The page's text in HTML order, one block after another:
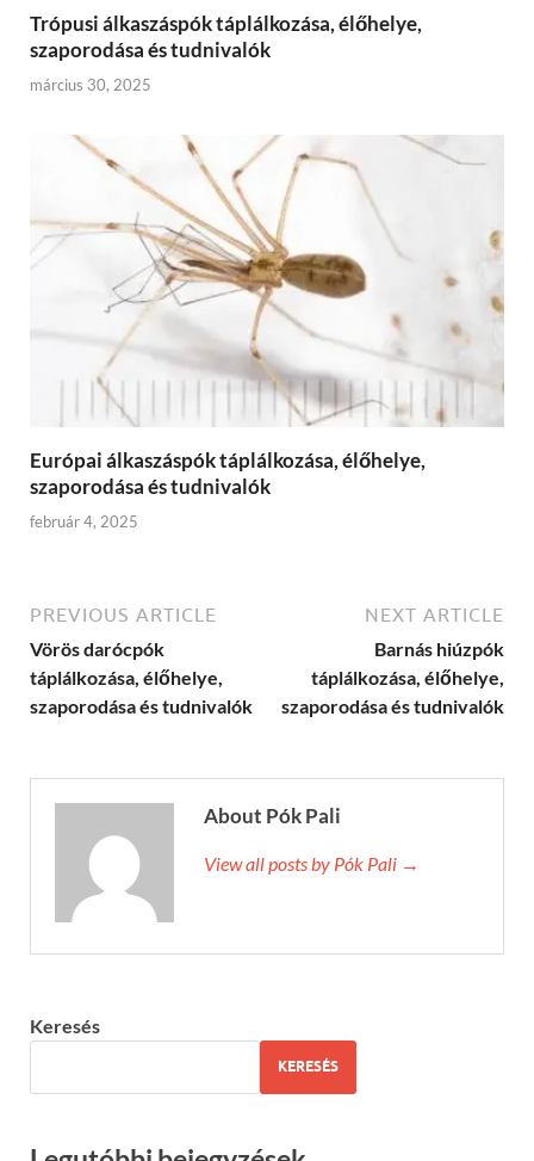
Trópusi álkaszáspók táplálkozása, élőhelye,
szaporodása és tudnivalók
március 30, 2025
Európai álkaszáspók táplálkozása, élőhelye,
szaporodása és tudnivalók
február 4, 2025
PREVIOUS ARTICLE
Vörös darócpók
táplálkozása, élőhelye,
szaporodása és tudnivalók
NEXT ARTICLE
Barnás hiúzpók
táplálkozása, élőhelye,
szaporodása és tudnivalók
About Pók Pali
View all posts by Pók Pali →
Keresés
KERESÉS